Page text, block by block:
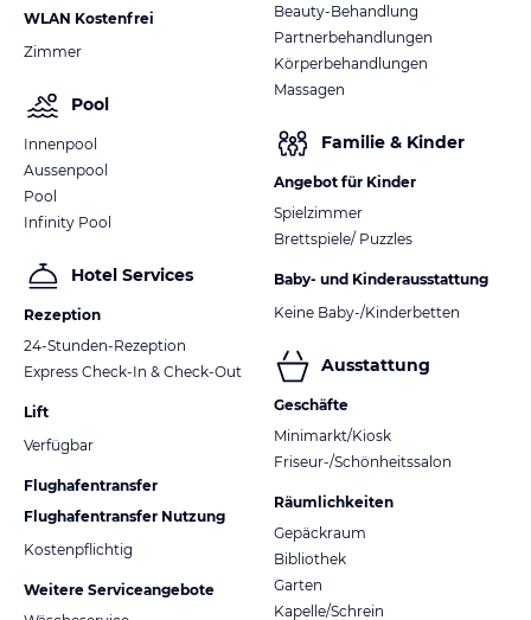
WLAN Kostenfrei
Zimmer
Pool
Innenpool
Aussenpool
Pool
Infinity Pool
Hotel Services
Rezeption
24-Stunden-Rezeption
Express Check-In & Check-Out
Lift
Verfügbar
Flughafentransfer
Flughafentransfer Nutzung
Kostenpflichtig
Weitere Serviceangebote
Beauty-Behandlung
Partnerbehandlungen
Körperbehandlungen
Massagen
Familie & Kinder
Angebot für Kinder
Spielzimmer
Brettspiele/ Puzzles
Baby- und Kinderausstattung
Keine Baby-/Kinderbetten
Ausstattung
Geschäfte
Minimarkt/Kiosk
Friseur-/Schönheitssalon
Räumlichkeiten
Gepäckraum
Bibliothek
Garten
Kapelle/Schrein